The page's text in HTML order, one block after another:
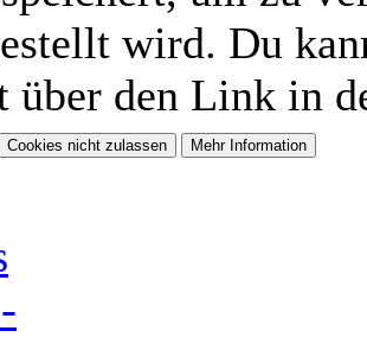
wird. Du
über den Link in